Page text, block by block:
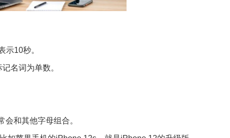
示10秒。
名词为单数。
会和其他字母组合。